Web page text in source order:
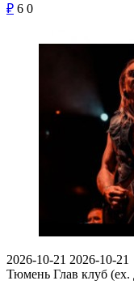
₽ 6 0
2026-10-21 2026-10-21
Тюмень Глав клуб